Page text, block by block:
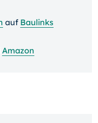
auf Baulinks
Amazon